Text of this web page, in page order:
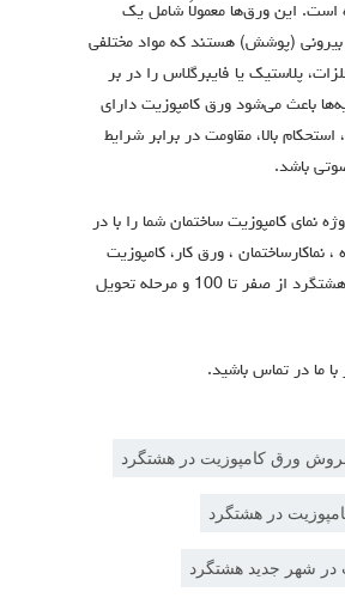
است. این ورق‌ها معمولاً شامل یک
(پوشش) هستند که مواد مختلفی
پلاستیک یا فایبرگلاس را در بر
باعث می‌شود ورق کامپوزیت دارای
بالا، مقاومت در برابر شرایط
باشد.
نمای کامپوزیت ساختمان شما را با در
، نماكارساختمان ، ورق كار، كامپوزيت
كار و پيمانكاری ورق در هشتگرد از صفر تا 100 و مرحله تحویل
با ما در تماس باشید.
ورق کامپوزیت در هشتگرد
در هشتگرد
در شهر جدید هشتگرد